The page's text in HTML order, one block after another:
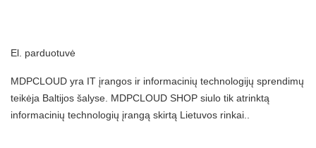
El. parduotuvė
MDPCLOUD yra IT įrangos ir informacinių technologijų sprendimų
teikėja Baltijos šalyse. MDPCLOUD SHOP siulo tik atrinktą
informacinių technologių įrangą skirtą Lietuvos rinkai..